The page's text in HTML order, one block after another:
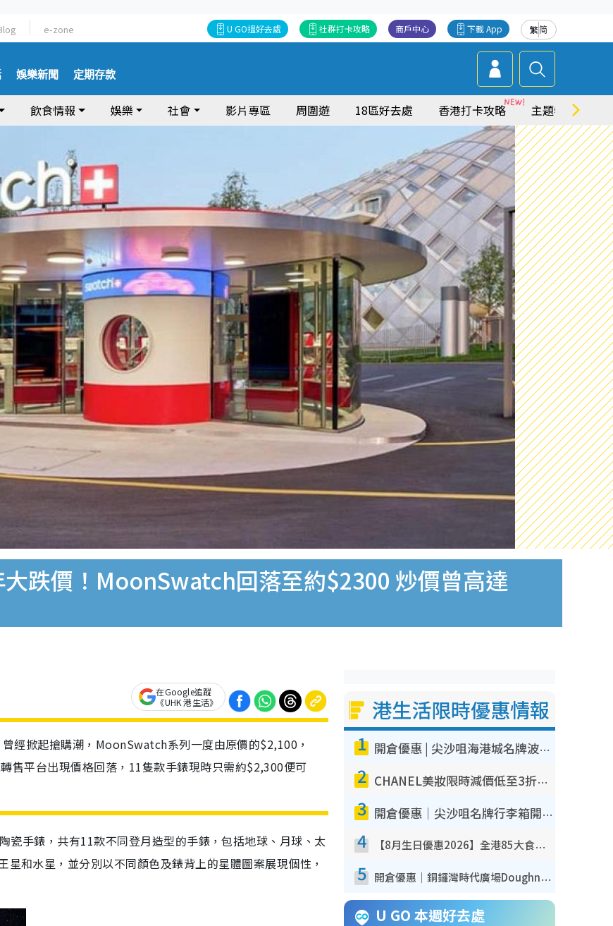
e-zone 繁简
下載 App
商戶中心
社群打卡攻略
U GO搵好去處
娛樂新聞 定期存款
飲食情報 娛樂 社會 影片專區 周圍遊 18區好去處 香港打卡攻略 主題特集
跌價！MoonSwatch回落至約$2300 炒價曾高達
在Google追蹤
《UHK 港生活》
經掀起搶購潮，MoonSwatch系列一度由原價的$2,100，
售平台出現價格回落，11隻款手錶現時只需約$2,300便可
手錶，共有11款不同登月造型的手錶，包括地球、月球、太
和水星，並分別以不同顏色及錶背上的星體圖案展現個性，
港生活限時優惠情報
1 開倉優惠 | 尖沙咀海港城名牌波鞋開倉低至1折！On鞋$899起／Joy&Peace鞋履$98起
2 CHANEL美妝限時減價低至3折！人氣粉底/唇膏/精華液低至$275！COCO香水都有平
3 開倉優惠｜尖沙咀名牌行李箱開倉低至4折！一連5日 American Tourister/ace./Hallmark $200起！
4 【8月生日優惠2026】全港85大食買玩著數攻略 自助餐/火鍋放題同行免費＋誠品/DONKI送現金券
5 開倉優惠｜銅鑼灣時代廣場Doughnut/Campo Marzio開倉低至1折！背囊、書包、手袋劈價$200起
U GO 本週好去處